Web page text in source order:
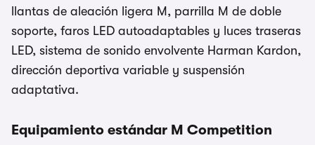
llantas de aleación ligera M, parrilla M de doble
soporte, faros LED autoadaptables y luces traseras
LED, sistema de sonido envolvente Harman Kardon,
dirección deportiva variable y suspensión
adaptativa.
Equipamiento estándar M Competition